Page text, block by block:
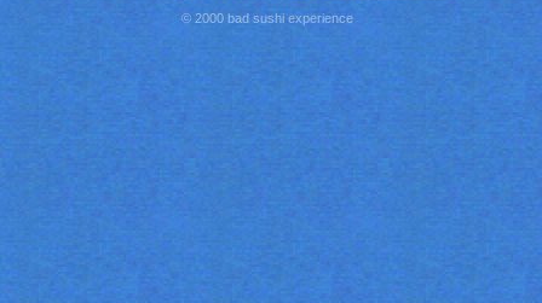
© 2000 bad sushi experience